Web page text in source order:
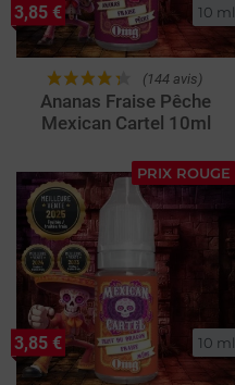
10 ml
(144 avis)
Ananas Fraise Pêche
Mexican Cartel 10ml
3,85 €
PRIX ROUGE
10 ml
3,85 €